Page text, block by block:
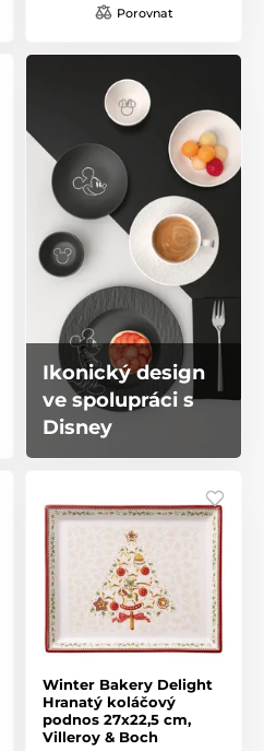
Porovnat
Ikonický design
ve spolupráci s
Disney
Winter Bakery Delight
Hranatý koláčový
podnos 27x22,5 cm,
Villeroy & Boch